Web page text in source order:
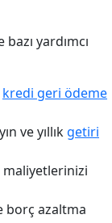
yardımcı
kredi geri ödeme
ve yıllık getiri
maliyetlerinizi
borç azaltma